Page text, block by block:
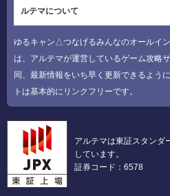
ルテマについて
ゆるキャン△つなげるみんなのオールイ
は、アルテマが運営しているゲーム攻略
同、最新情報をいち早く更新できるよう
トは基本的にリンクフリーです。
アルテマは東証スタンダ
しています。
証券コード：6578